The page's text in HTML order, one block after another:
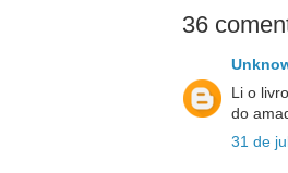
36
Li o
do
31 de